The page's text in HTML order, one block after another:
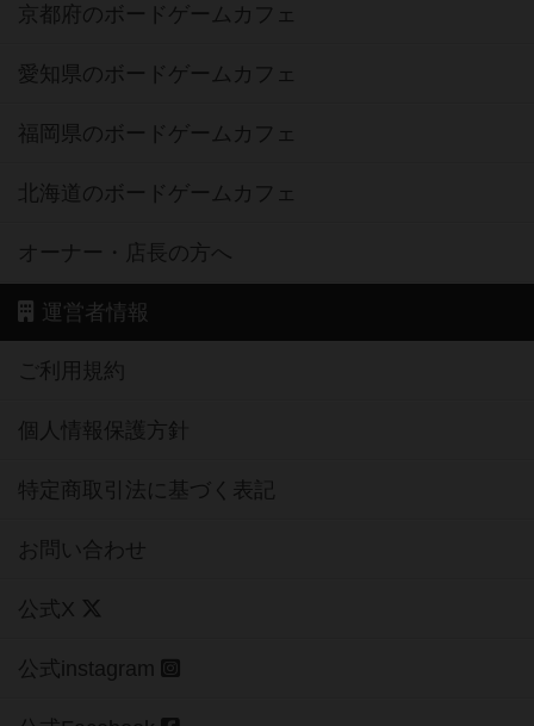
京都府のボードゲームカフェ
愛知県のボードゲームカフェ
福岡県のボードゲームカフェ
北海道のボードゲームカフェ
オーナー・店長の方へ
運営者情報
ご利用規約
個人情報保護方針
特定商取引法に基づく表記
お問い合わせ
公式X
公式instagram